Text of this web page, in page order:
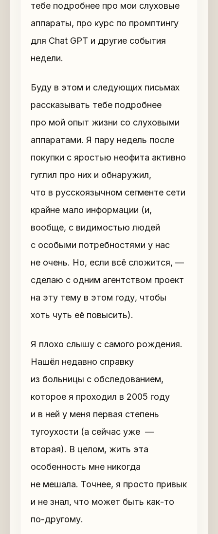
тебе подробнее про мои слуховые
аппараты, про курс по промптингу
для Chat GPT и другие события
недели.
Буду в этом и следующих письмах
рассказывать тебе подробнее
про мой опыт жизни со слуховыми
аппаратами. Я пару недель после
покупки с яростью неофита активно
гуглил про них и обнаружил,
что в русскоязычном сегменте сети
крайне мало информации (и,
вообще, с видимостью людей
с особыми потребностями у нас
не очень. Но, если всё сложится, —
сделаю с одним агентством проект
на эту тему в этом году, чтобы
хоть чуть её повысить).
Я плохо слышу с самого рождения.
Нашёл недавно справку
из больницы с обследованием,
которое я проходил в 2005 году
и в ней у меня первая степень
тугоухости (а сейчас уже —
вторая). В целом, жить эта
особенность мне никогда
не мешала. Точнее, я просто привык
и не знал, что может быть как-то
по-другому.